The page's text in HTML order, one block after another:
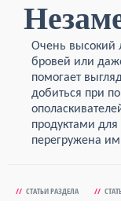
Очень высокий
бровей или
помогает
добиться при
продуктами
перегружена
// СТАТЬИ РАЗДЕЛА //